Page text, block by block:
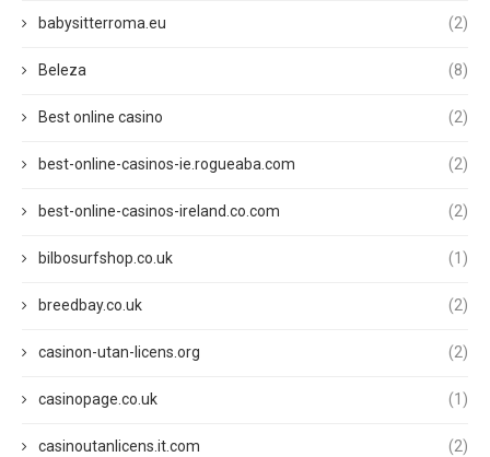
babysitterroma.eu (2)
Beleza (8)
Best online casino (2)
best-online-casinos-ie.rogueaba.com (2)
best-online-casinos-ireland.co.com (2)
bilbosurfshop.co.uk (1)
breedbay.co.uk (2)
casinon-utan-licens.org (2)
casinopage.co.uk (1)
casinoutanlicens.it.com (2)